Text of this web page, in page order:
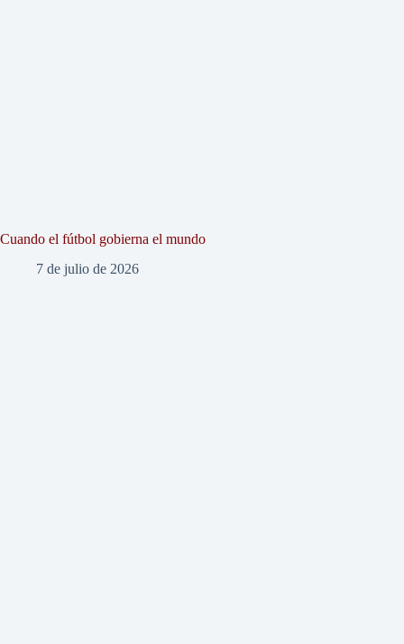
Cuando el fútbol gobierna el mundo
7 de julio de 2026